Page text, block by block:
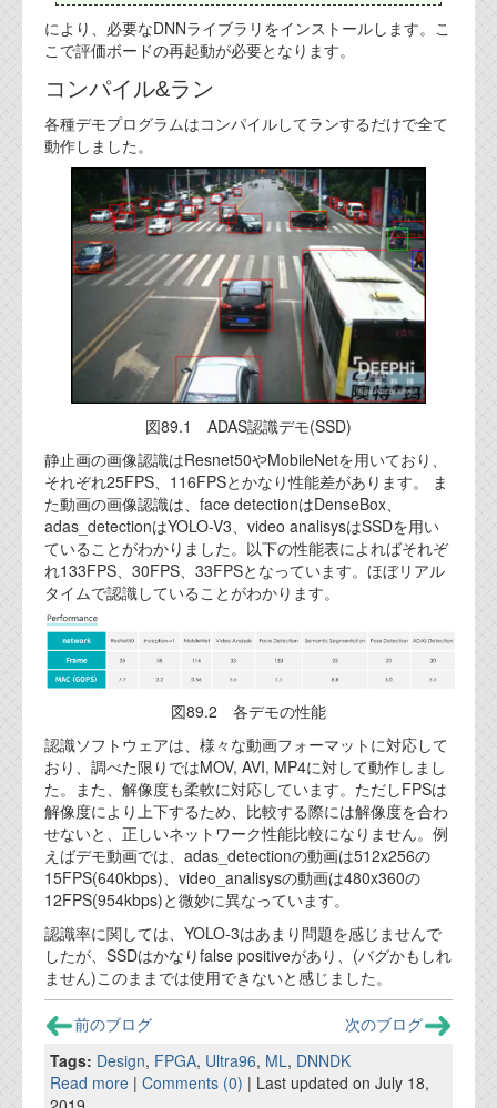
により、必要なDNNライブラリをインストールします。こ
こで評価ボードの再起動が必要となります。
コンパイル&ラン
各種デモプログラムはコンパイルしてランするだけで全て
動作しました。
図89.1 ADAS認識デモ(SSD)
静止画の画像認識はResnet50やMobileNetを用いており、
それぞれ25FPS、116FPSとかなり性能差があります。 ま
た動画の画像認識は、face detectionはDenseBox、
adas_detectionはYOLO-V3、video analisysはSSDを用い
ていることがわかりました。以下の性能表によればそれぞ
れ133FPS、30FPS、33FPSとなっています。ほぼリアル
タイムで認識していることがわかります。
図89.2 各デモの性能
認識ソフトウェアは、様々な動画フォーマットに対応して
おり、調べた限りではMOV, AVI, MP4に対して動作しまし
た。また、解像度も柔軟に対応しています。ただしFPSは
解像度により上下するため、比較する際には解像度を合わ
せないと、正しいネットワーク性能比較になりません。例
えばデモ動画では、adas_detectionの動画は512x256の
15FPS(640kbps)、video_analisysの動画は480x360の
12FPS(954kbps)と微妙に異なっています。
認識率に関しては、YOLO-3はあまり問題を感じませんで
したが、SSDはかなりfalse positiveがあり、(バグかもしれ
ません)このままでは使用できないと感じました。
前のブログ
次のブログ
Tags: Design, FPGA, Ultra96, ML, DNNDK
Read more | Comments (0) | Last updated on July 18,